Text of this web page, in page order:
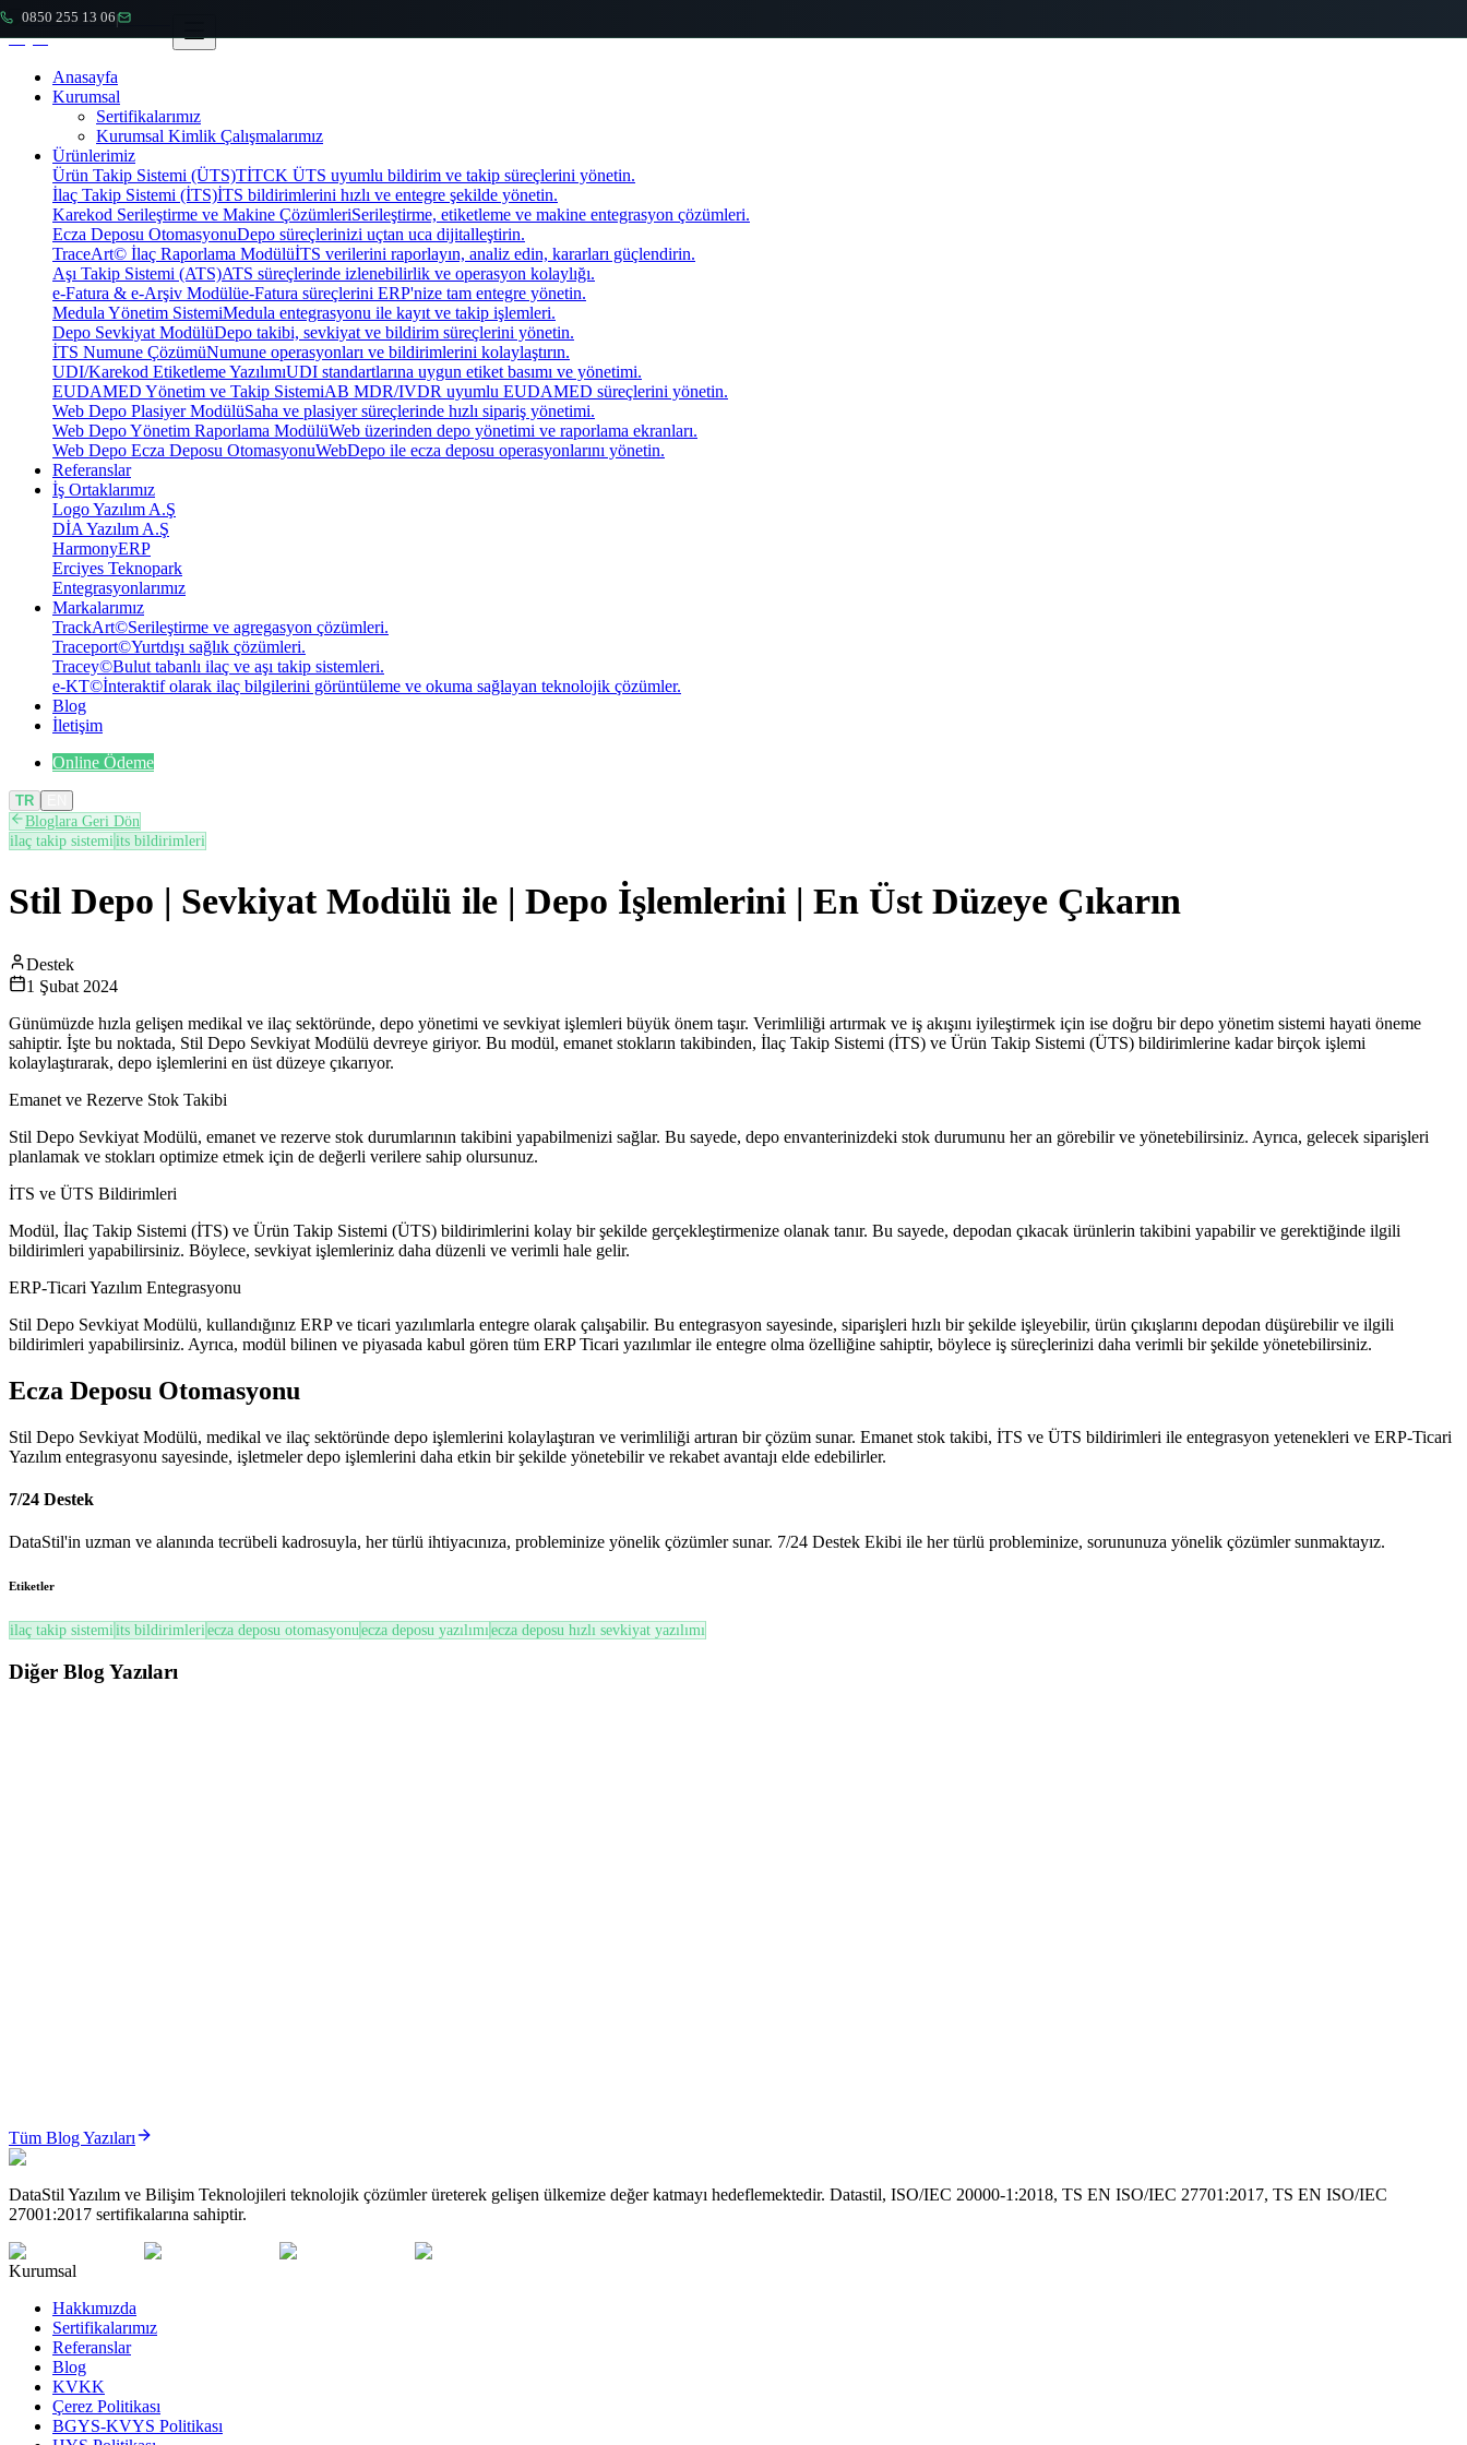
0850 255 13 06
Anasayfa
Kurumsal
Sertifikalarımız
Kurumsal Kimlik Çalışmalarımız
Ürünlerimiz
Ürün Takip Sistemi (ÜTS)TİTCK ÜTS uyumlu bildirim ve takip süreçlerini yönetin.
İlaç Takip Sistemi (İTS)İTS bildirimlerini hızlı ve entegre şekilde yönetin.
Karekod Serileştirme ve Makine ÇözümleriSerileştirme, etiketleme ve makine entegrasyon çözümleri.
Ecza Deposu OtomasyonuDepo süreçlerinizi uçtan uca dijitalleştirin.
TraceArt© İlaç Raporlama ModülüİTS verilerini raporlayın, analiz edin, kararları güçlendirin.
Aşı Takip Sistemi (ATS)ATS süreçlerinde izlenebilirlik ve operasyon kolaylığı.
e-Fatura & e-Arşiv Modülüe-Fatura süreçlerini ERP'nize tam entegre yönetin.
Medula Yönetim SistemiMedula entegrasyonu ile kayıt ve takip işlemleri.
Depo Sevkiyat ModülüDepo takibi, sevkiyat ve bildirim süreçlerini yönetin.
İTS Numune ÇözümüNumune operasyonları ve bildirimlerini kolaylaştırın.
UDI/Karekod Etiketleme YazılımıUDI standartlarına uygun etiket basımı ve yönetimi.
EUDAMED Yönetim ve Takip SistemiAB MDR/IVDR uyumlu EUDAMED süreçlerini yönetin.
Web Depo Plasiyer ModülüSaha ve plasiyer süreçlerinde hızlı sipariş yönetimi.
Web Depo Yönetim Raporlama ModülüWeb üzerinden depo yönetimi ve raporlama ekranları.
Web Depo Ecza Deposu OtomasyonuWebDepo ile ecza deposu operasyonlarını yönetin.
Referanslar
İş Ortaklarımız
Logo Yazılım A.Ş
DİA Yazılım A.Ş
HarmonyERP
Erciyes Teknopark
Entegrasyonlarımız
Markalarımız
TrackArt©Serileştirme ve agregasyon çözümleri.
Traceport©Yurtdışı sağlık çözümleri.
Tracey©Bulut tabanlı ilaç ve aşı takip sistemleri.
e-KT©İnteraktif olarak ilaç bilgilerini görüntüleme ve okuma sağlayan teknolojik çözümler.
Blog
İletişim
Online Ödeme
TR
Bloglara Geri Dön
ilaç takip sistemiits bildirimleri
Stil Depo | Sevkiyat Modülü ile | Depo İşlemlerini | En Üst Düzeye Çıkarın
Destek
1 Şubat 2024
Günümüzde hızla gelişen medikal ve ilaç sektöründe, depo yönetimi ve sevkiyat işlemleri büyük önem taşır. Verimliliği artırmak ve iş akışını iyileştirmek için ise doğru bir depo yönetim sistemi hayati öneme
sahiptir. İşte bu noktada, Stil Depo Sevkiyat Modülü devreye giriyor. Bu modül, emanet stokların takibinden, İlaç Takip Sistemi (İTS) ve Ürün Takip Sistemi (ÜTS) bildirimlerine kadar birçok işlemi
kolaylaştırarak, depo işlemlerini en üst düzeye çıkarıyor.
Emanet ve Rezerve Stok Takibi
Stil Depo Sevkiyat Modülü, emanet ve rezerve stok durumlarının takibini yapabilmenizi sağlar. Bu sayede, depo envanterinizdeki stok durumunu her an görebilir ve yönetebilirsiniz. Ayrıca, gelecek siparişleri
planlamak ve stokları optimize etmek için de değerli verilere sahip olursunuz.
İTS ve ÜTS Bildirimleri
Modül, İlaç Takip Sistemi (İTS) ve Ürün Takip Sistemi (ÜTS) bildirimlerini kolay bir şekilde gerçekleştirmenize olanak tanır. Bu sayede, depodan çıkacak ürünlerin takibini yapabilir ve gerektiğinde ilgili
bildirimleri yapabilirsiniz. Böylece, sevkiyat işlemleriniz daha düzenli ve verimli hale gelir.
ERP-Ticari Yazılım Entegrasyonu
Stil Depo Sevkiyat Modülü, kullandığınız ERP ve ticari yazılımlarla entegre olarak çalışabilir. Bu entegrasyon sayesinde, siparişleri hızlı bir şekilde işleyebilir, ürün çıkışlarını depodan düşürebilir ve ilgili
bildirimleri yapabilirsiniz. Ayrıca, modül bilinen ve piyasada kabul gören tüm ERP Ticari yazılımlar ile entegre olma özelliğine sahiptir, böylece iş süreçlerinizi daha verimli bir şekilde yönetebilirsiniz.
Ecza Deposu Otomasyonu
Stil Depo Sevkiyat Modülü, medikal ve ilaç sektöründe depo işlemlerini kolaylaştıran ve verimliliği artıran bir çözüm sunar. Emanet stok takibi, İTS ve ÜTS bildirimleri ile entegrasyon yetenekleri ve ERP-Ticari
Yazılım entegrasyonu sayesinde, işletmeler depo işlemlerini daha etkin bir şekilde yönetebilir ve rekabet avantajı elde edebilirler.
7/24 Destek
DataStil'in uzman ve alanında tecrübeli kadrosuyla, her türlü ihtiyacınıza, probleminize yönelik çözümler sunar. 7/24 Destek Ekibi ile her türlü probleminize, sorununuza yönelik çözümler sunmaktayız.
Etiketler
ilaç takip sistemiits bildirimleriecza deposu otomasyonuecza deposu yazılımıecza deposu hızlı sevkiyat yazılımı
Diğer Blog Yazıları
Oku
Tüm Blog Yazıları
DataStil Yazılım ve Bilişim Teknolojileri teknolojik çözümler üreterek gelişen ülkemize değer katmayı hedeflemektedir. Datastil, ISO/IEC 20000-1:2018, TS EN ISO/IEC 27701:2017, TS EN ISO/IEC
27001:2017 sertifikalarına sahiptir.
Kurumsal
Hakkımızda
Sertifikalarımız
Referanslar
Blog
KVKK
Çerez Politikası
BGYS-KVYS Politikası